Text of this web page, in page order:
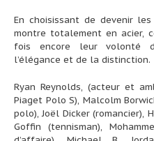
En choisissant de devenir les
montre totalement en acier,
fois encore leur volonté
l’élégance et de la distinction.
Ryan Reynolds, (acteur et
Piaget Polo S), Malcolm
polo), Joël Dicker (romancier),
Goffin (tennisman),